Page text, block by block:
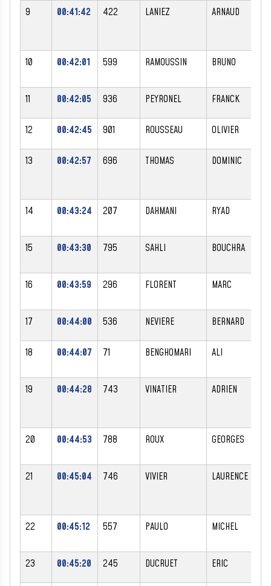
9 00:41:42 422 LANIEZ ARNAUD
10 00:42:01 599 RAMOUSSIN BRUNO
11 00:42:05 936 PEYRONEL FRANCK
12 00:42:45 901 ROUSSEAU OLIVIER
13 00:42:57 696 THOMAS DOMINIC
14 00:43:24 207 DAHMANI RYAD
15 00:43:30 795 SAHLI BOUCHRA
16 00:43:59 296 FLORENT MARC
17 00:44:00 536 NEVIERE BERNARD
18 00:44:07 71 BENGHOMARI ALI
19 00:44:28 743 VINATIER ADRIEN
20 00:44:53 788 ROUX GEORGES
21 00:45:04 746 VIVIER LAURENCE
22 00:45:12 557 PAULO MICHEL
23 00:45:20 245 DUCRUET ERIC